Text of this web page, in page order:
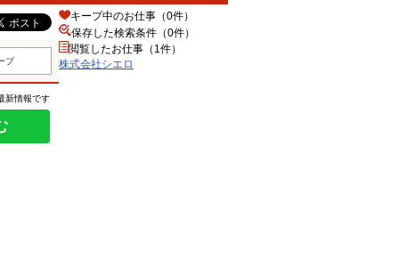
プ
新情報です
キープ中のお仕事（0件）
保存した検索条件（0件）
閲覧したお仕事（1件）
株式会社シエロ